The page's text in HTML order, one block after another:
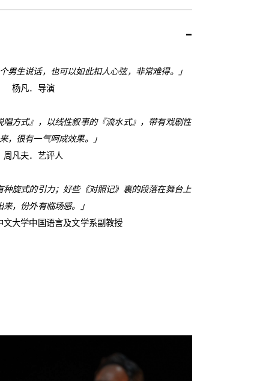
-
男生说话，也可以如此扣人心弦，非常难得。」
杨凡．导演
方式』，以线性叙事的『流水式』，带有戏剧性
，很有一气呵成效果。」
周凡夫．艺评人
旋式的引力；好些《对照记》裏的段落在舞台上
来，份外有临场感。」
文大学中国语言及文学系副教授